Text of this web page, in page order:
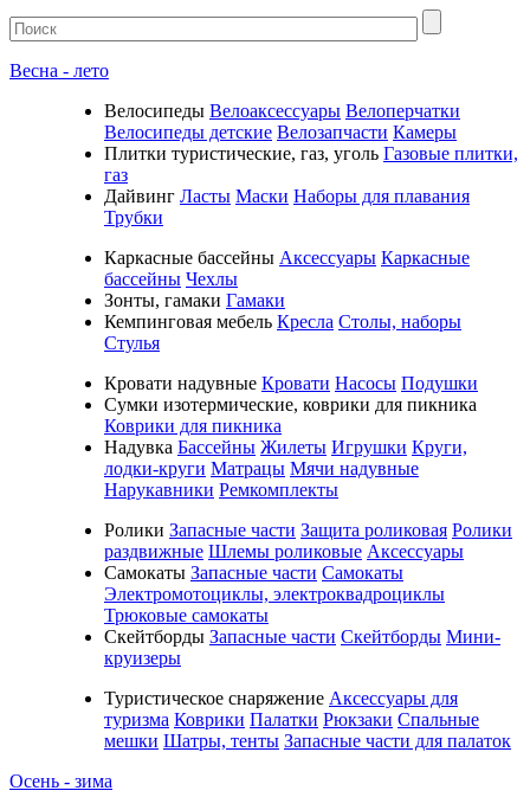
Весна - лето
Велосипеды Велоаксессуары Велоперчатки
Велосипеды детские Велозапчасти Камеры
Плитки туристические, газ, уголь Газовые плитки,
газ
Дайвинг Ласты Маски Наборы для плавания
Трубки
Каркасные бассейны Аксессуары Каркасные
бассейны Чехлы
Зонты, гамаки Гамаки
Кемпинговая мебель Кресла Столы, наборы
Стулья
Кровати надувные Кровати Насосы Подушки
Cумки изотермические, коврики для пикника
Коврики для пикника
Надувка Бассейны Жилеты Игрушки Круги,
лодки-круги Матрацы Мячи надувные
Нарукавники Ремкомплекты
Ролики Запасные части Защита роликовая Ролики
раздвижные Шлемы роликовые Аксессуары
Самокаты Запасные части Самокаты
Электромотоциклы, электроквадроциклы
Трюковые самокаты
Скейтборды Запасные части Скейтборды Мини-
круизеры
Туристическое снаряжение Аксессуары для
туризма Коврики Палатки Рюкзаки Спальные
мешки Шатры, тенты Запасные части для палаток
Осень - зима